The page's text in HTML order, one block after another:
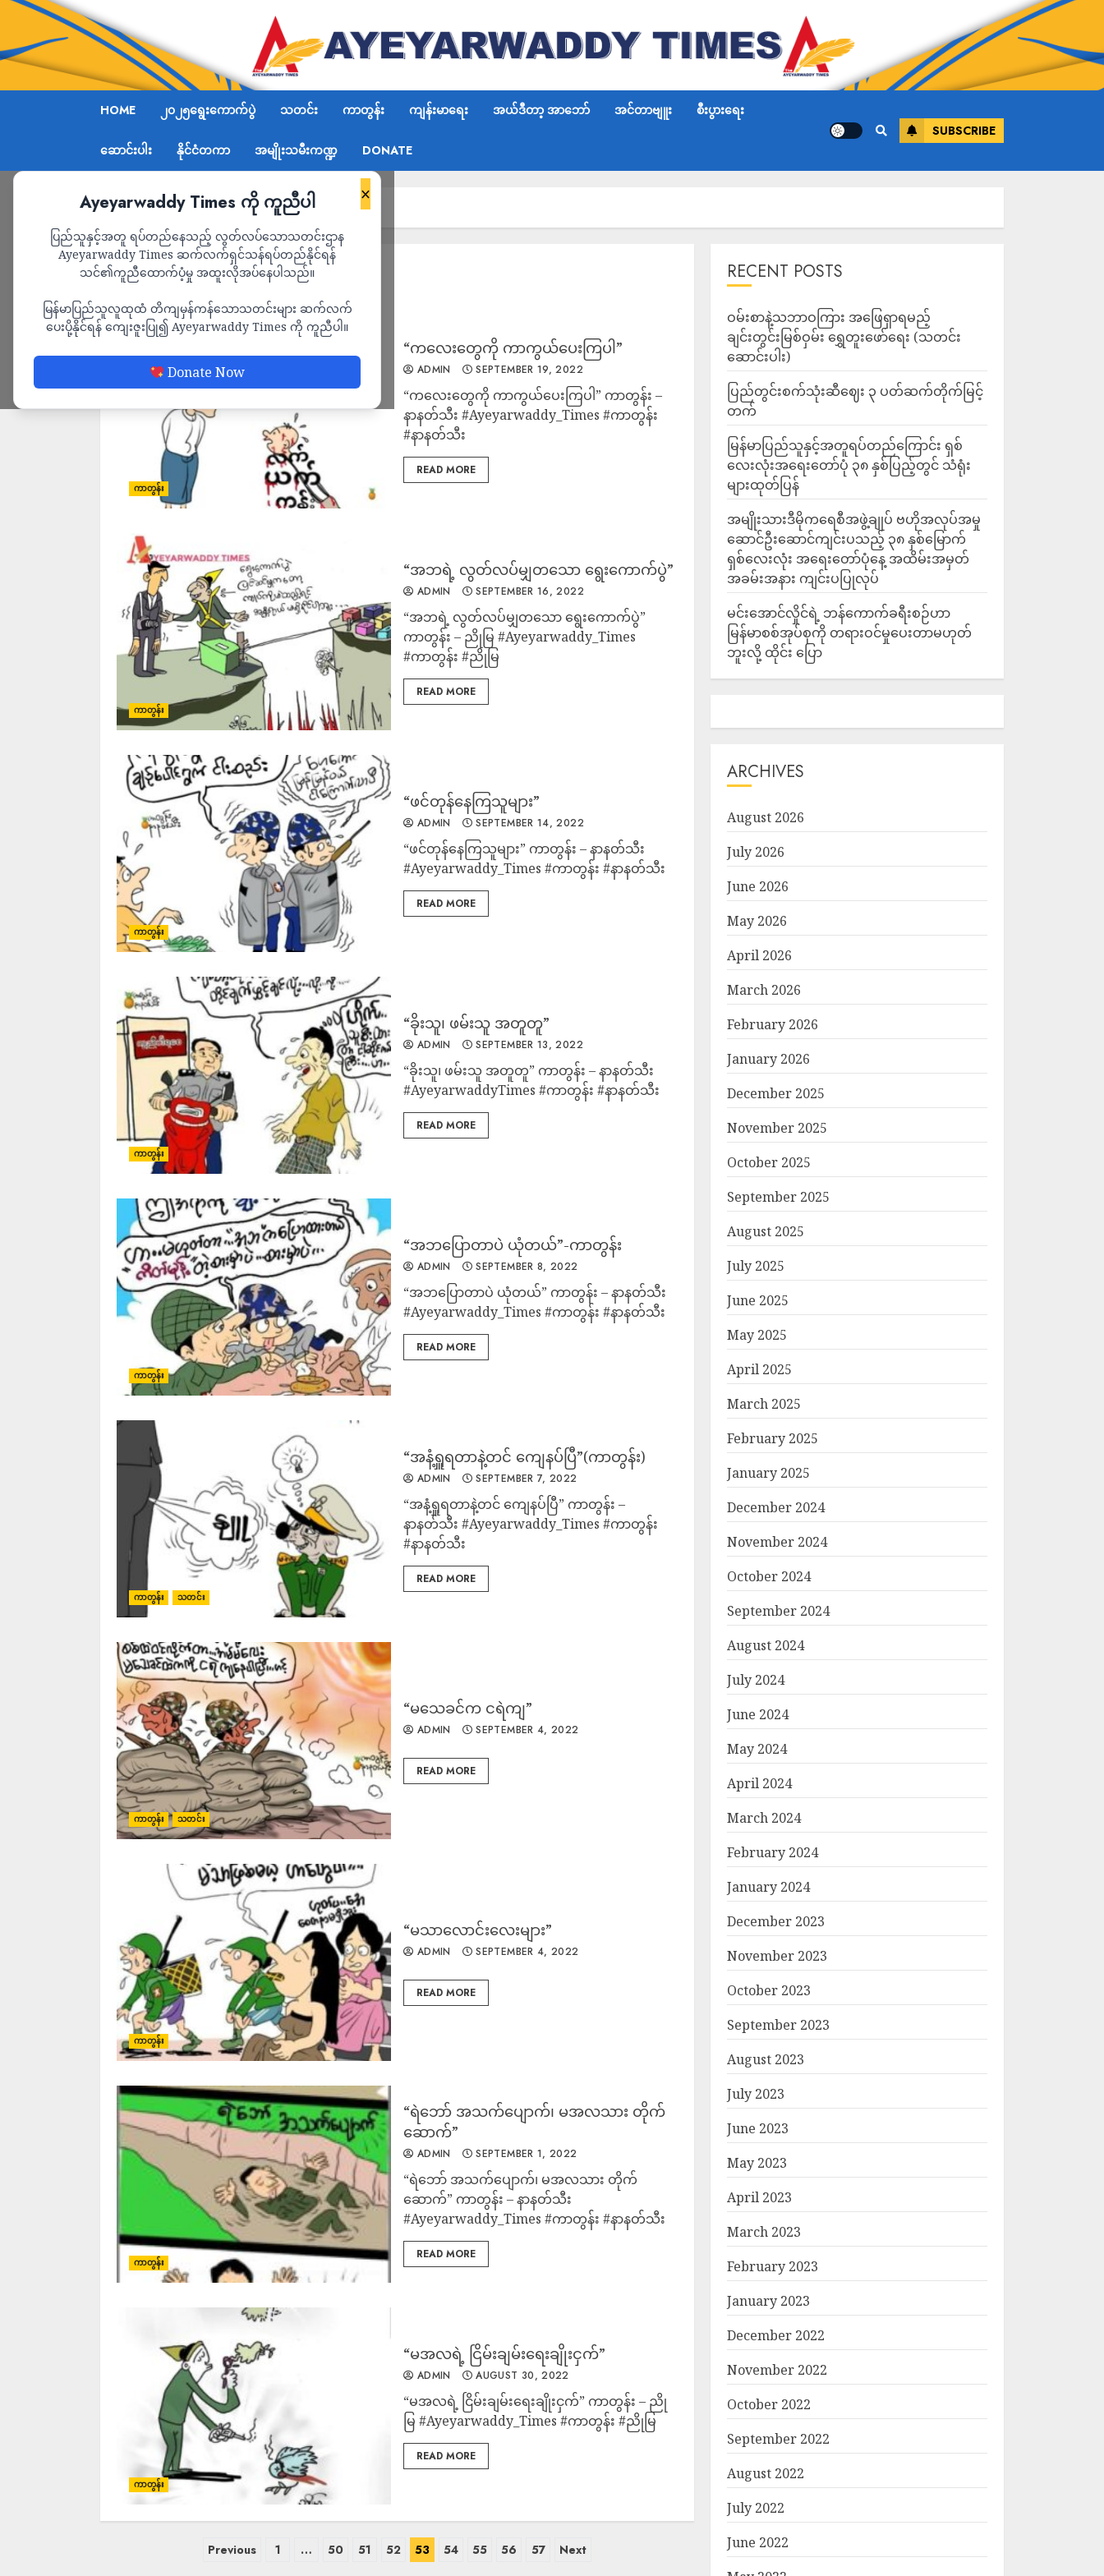
HOME ၂၀၂၅ရွေးကောက်ပွဲ သတင်း ကာတွန်း ကျန်းမာရေး အယ်ဒီတာ့ အာဘော် အင်တာဗျူး စီးပွားရေး
ဆောင်းပါး နိုင်ငံတကာ အမျိုးသမီးကဏ္ဍ DONATE
SUBSCRIBE
×
Ayeyarwaddy Times ကို ကူညီပါ
ပြည်သူနှင့်အတူ ရပ်တည်နေသည့် လွတ်လပ်သောသတင်းဌာန
Ayeyarwaddy Times ဆက်လက်ရှင်သန်ရပ်တည်နိုင်ရန်
သင်၏ကူညီထောက်ပံ့မှု အထူးလိုအပ်နေပါသည်။
မြန်မာပြည်သူလူထုထံ တိကျမှန်ကန်သောသတင်းများ ဆက်လက်
ပေးပို့နိုင်ရန် ကျေးဇူးပြု၍ Ayeyarwaddy Times ကို ကူညီပါ။
Donate Now
Home ကာတွန်း Page 53
ကာတွန်း
ကာတွန်း
“ကလေးတွေကို ကာကွယ်ပေးကြပါ”
ADMIN SEPTEMBER 19, 2022
“ကလေးတွေကို ကာကွယ်ပေးကြပါ” ကာတွန်း –
နာနတ်သီး #Ayeyarwaddy_Times #ကာတွန်း
#နာနတ်သီး
READ MORE
ကာတွန်း
“အဘရဲ့ လွတ်လပ်မျှတသော ရွေးကောက်ပွဲ”
ADMIN SEPTEMBER 16, 2022
“အဘရဲ့ လွတ်လပ်မျှတသော ရွေးကောက်ပွဲ”
ကာတွန်း – ညိုမြ #Ayeyarwaddy_Times
#ကာတွန်း #ညိုမြ
READ MORE
ကာတွန်း
“ဖင်တုန်နေကြသူများ”
ADMIN SEPTEMBER 14, 2022
“ဖင်တုန်နေကြသူများ” ကာတွန်း – နာနတ်သီး
#Ayeyarwaddy_Times #ကာတွန်း #နာနတ်သီး
READ MORE
ကာတွန်း
“ခိုးသူ၊ ဖမ်းသူ အတူတူ”
ADMIN SEPTEMBER 13, 2022
“ခိုးသူ၊ ဖမ်းသူ အတူတူ” ကာတွန်း – နာနတ်သီး
#AyeyarwaddyTimes #ကာတွန်း #နာနတ်သီး
READ MORE
ကာတွန်း
“အဘပြောတာပဲ ယုံတယ်”-ကာတွန်း
ADMIN SEPTEMBER 8, 2022
“အဘပြောတာပဲ ယုံတယ်” ကာတွန်း – နာနတ်သီး
#Ayeyarwaddy_Times #ကာတွန်း #နာနတ်သီး
READ MORE
ကာတွန်း သတင်း
“အနံ့ရှူရတာနဲ့တင် ကျေနပ်ပြီ”(ကာတွန်း)
ADMIN SEPTEMBER 7, 2022
“အနံ့ရှူရတာနဲ့တင် ကျေနပ်ပြီ” ကာတွန်း –
နာနတ်သီး #Ayeyarwaddy_Times #ကာတွန်း
#နာနတ်သီး
READ MORE
ကာတွန်း သတင်း
“မသေခင်က ငရဲကျ”
ADMIN SEPTEMBER 4, 2022
READ MORE
ကာတွန်း
“မသာလောင်းလေးများ”
ADMIN SEPTEMBER 4, 2022
READ MORE
ကာတွန်း
“ရဲဘော် အသက်ပျောက်၊ မအလသား တိုက်
ဆောက်”
ADMIN SEPTEMBER 1, 2022
“ရဲဘော် အသက်ပျောက်၊ မအလသား တိုက်
ဆောက်” ကာတွန်း – နာနတ်သီး
#Ayeyarwaddy_Times #ကာတွန်း #နာနတ်သီး
READ MORE
ကာတွန်း
“မအလရဲ့ ငြိမ်းချမ်းရေးချိုးငှက်”
ADMIN AUGUST 30, 2022
“မအလရဲ့ ငြိမ်းချမ်းရေးချိုးငှက်” ကာတွန်း – ညို
မြ #Ayeyarwaddy_Times #ကာတွန်း #ညိုမြ
READ MORE
Previous 1 … 50 51 52 53 54 55 56 57 Next
RECENT POSTS
ဝမ်းစာနဲ့သဘာဝကြား အဖြေရှာရမည့်
ချင်းတွင်းမြစ်ဝှမ်း ရွှေတူးဖော်ရေး (သတင်း
ဆောင်းပါး)
ပြည်တွင်းစက်သုံးဆီဈေး ၃ ပတ်ဆက်တိုက်မြင့်
တက်
မြန်မာပြည်သူနှင့်အတူရပ်တည်ကြောင်း ရှစ်
လေးလုံးအရေးတော်ပုံ ၃၈ နှစ်ပြည့်တွင် သံရုံး
များထုတ်ပြန်
အမျိုးသားဒီမိုကရေစီအဖွဲ့ချုပ် ဗဟိုအလုပ်အမှု
ဆောင်ဦးဆောင်ကျင်းပသည့် ၃၈ နှစ်မြောက်
ရှစ်လေးလုံး အရေးတော်ပုံနေ့ အထိမ်းအမှတ်
အခမ်းအနား ကျင်းပပြုလုပ်
မင်းအောင်လှိုင်ရဲ့ ဘန်ကောက်ခရီးစဉ်ဟာ
မြန်မာစစ်အုပ်စုကို တရားဝင်မှုပေးတာမဟုတ်
ဘူးလို့ ထိုင်း ပြော
ARCHIVES
August 2026
July 2026
June 2026
May 2026
April 2026
March 2026
February 2026
January 2026
December 2025
November 2025
October 2025
September 2025
August 2025
July 2025
June 2025
May 2025
April 2025
March 2025
February 2025
January 2025
December 2024
November 2024
October 2024
September 2024
August 2024
July 2024
June 2024
May 2024
April 2024
March 2024
February 2024
January 2024
December 2023
November 2023
October 2023
September 2023
August 2023
July 2023
June 2023
May 2023
April 2023
March 2023
February 2023
January 2023
December 2022
November 2022
October 2022
September 2022
August 2022
July 2022
June 2022